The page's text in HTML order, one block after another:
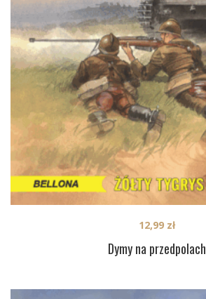
Dymy na przedpolach
12,99 zł